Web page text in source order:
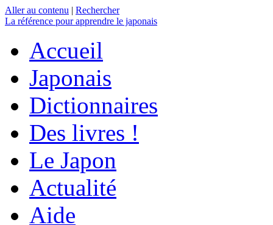
Aller au contenu | Rechercher
La référence pour apprendre le japonais
Accueil
Japonais
Dictionnaires
Des livres !
Le Japon
Actualité
Aide